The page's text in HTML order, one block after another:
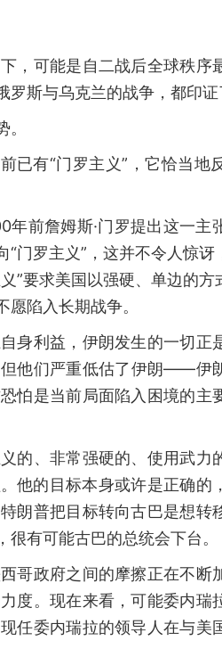
，可能是自二战后全球秩序
斯与乌克兰的战争，都印证
有“门罗主义”，它恰当地
前詹姆斯·门罗提出这一主
门罗主义”，这并不令人惊讶
”要求美国以强硬、单边的
陷入长期战争。
身利益，伊朗发生的一切正
他们严重低估了伊朗——伊
怕是当前局面陷入困境的主
的、非常强硬的、使用武力
的目标本身或许是正确的
朗普把目标转向古巴是想转
有可能古巴的总统会下台。
哥政府之间的摩擦正在不断
度。现在来看，可能委内瑞
任委内瑞拉的领导人在与美